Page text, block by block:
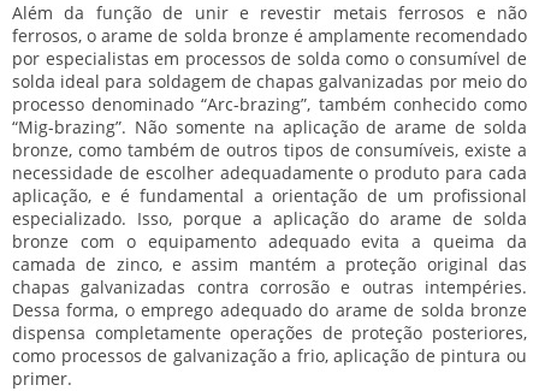
Além da função de unir e revestir metais ferrosos e não
ferrosos, oarame de solda bronze é amplamente recomendado
por especialistas em processos de solda como o consumível de
solda ideal para soldagem de chapas galvanizadas por meio do
processo denominado “Arc-brazing”, também conhecido como
“Mig-brazing”. Não somente na aplicação dearame de solda
bronze, como também de outros tipos de consumíveis, existe a
necessidade de escolher adequadamente o produto para cada
aplicação, e é fundamental a orientação de um profissional
especializado. Isso, porque a aplicação doarame de solda
bronze com o equipamento adequado evita a queima da
camada de zinco, e assim mantém a proteção original das
chapas galvanizadas contra corrosão e outras intempéries.
Dessa forma, o emprego adequado do arame de solda bronze
dispensa completamente operações de proteção posteriores,
como processos de galvanização a frio, aplicação de pintura ou
primer.